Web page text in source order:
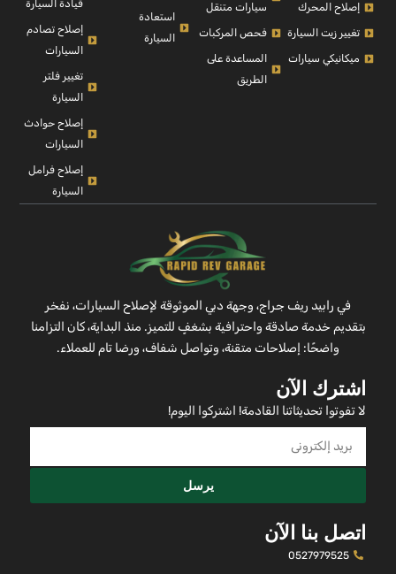
إصلاح المحرك
تغيير زيت السيارة
ميكانيكي سيارات
سيارات متنقل
فحص المركبات
المساعدة على
الطريق
استعادة
السيارة
قيادة السيارة
إصلاح تصادم
السيارات
تغيير فلتر
السيارة
إصلاح حوادث
السيارات
إصلاح فرامل
السيارة
في رابيد ريف جراج، وجهة دبي الموثوقة لإصلاح السيارات، نفخر
بتقديم خدمة صادقة واحترافية بشغفٍ للتميز. منذ البداية، كان التزامنا
واضحًا: إصلاحات متقنة، وتواصل شفاف، ورضا تام للعملاء.
اشترك الآن
لا تفوتوا تحديثاتنا القادمة! اشتركوا اليوم!
يرسل
اتصل بنا الآن
0527979525